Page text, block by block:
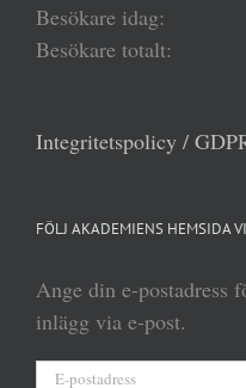
Besökare idag:
Besökare totalt:
Integritetspolicy /
FÖLJ AKADEMIENS HEMSIDA
Ange din e-postadress
inlägg via e-post.